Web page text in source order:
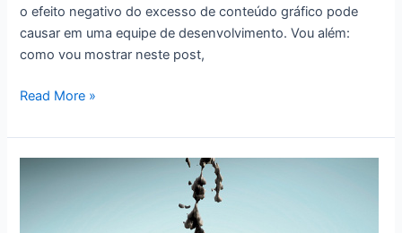
o efeito negativo do excesso de conteúdo gráfico pode
causar em uma equipe de desenvolvimento. Vou além:
como vou mostrar neste post,
Quando
diagrama
te
Read More »